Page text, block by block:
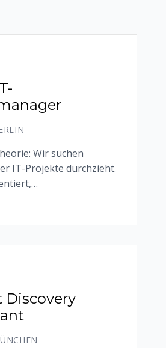
Wir suchen
IT-Projekte durchzieht.
Discovery